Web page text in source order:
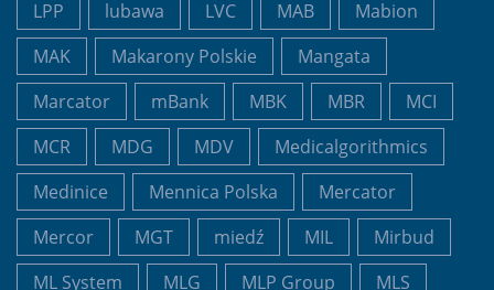
LPP
lubawa LVC MAB
Mabion
MAK
Makarony Polskie
Mangata
Marcator
mBank MBK MBR
MCI
MCR
MDG MDV
Medicalgorithmics
Medinice
Mennica Polska
Mercator
Mercor
MGT miedź MIL
Mirbud
ML System
MLG MLP Group
MLS